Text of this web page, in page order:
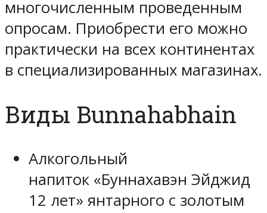
многочисленным проведенным
опросам. Приобрести его можно
практически на всех континентах
в специализированных магазинах.
Виды Bunnahabhain
Алкогольный
напиток «Буннахавэн Эйджид
12 лет» янтарного с золотым